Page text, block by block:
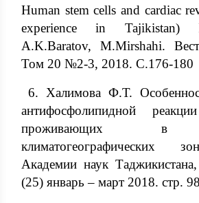
Human stem cells and cardiac
experience in Tajikistan)
A.K.Baratov, M.Mirshahi.
Том 20 №2-3, 2018. С.176-180
6. Халимова Ф.Т.
антифосфолипидной
проживающих в
климатогеографических
Академии наук
(25) январь – март 2018. стр.